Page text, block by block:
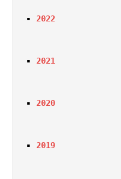
2022
2021
2020
2019